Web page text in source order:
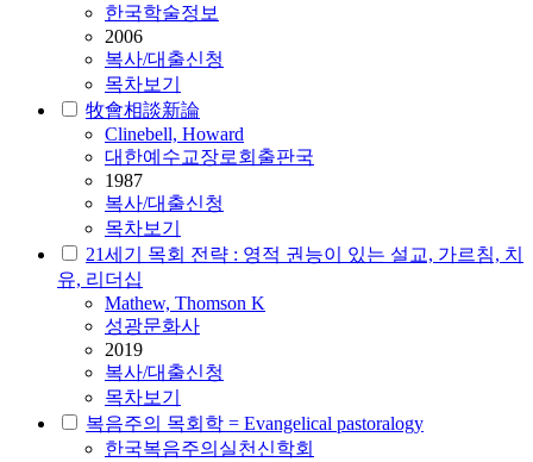
한국학술정보
2006
복사/대출신청
목차보기
牧會相談新論
Clinebell, Howard
대한예수교장로회출판국
1987
복사/대출신청
목차보기
21세기 목회 전략 : 영적 권능이 있는 설교, 가르침, 치
유, 리더십
Mathew, Thomson K
성광문화사
2019
복사/대출신청
목차보기
복음주의 목회학 = Evangelical pastoralogy
한국복음주의실천신학회